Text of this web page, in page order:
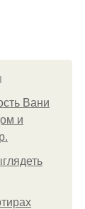
Вани
и